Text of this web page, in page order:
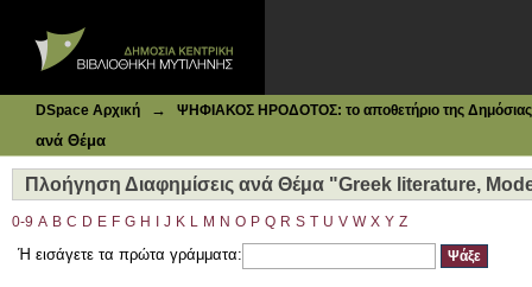
DSpace Αρχική → ΨΗΦΙΑΚΟΣ ΗΡΟΔΟΤΟΣ: το αποθετήριο της Δημόσιας
ανά Θέμα
Πλοήγηση Διαφημίσεις ανά Θέμα "Greek literature,
0-9 A B C D E F G H J K L M N O P Q R S T U V W X Y Z
Ή εισάγετε τα πρώτα γράμματα: